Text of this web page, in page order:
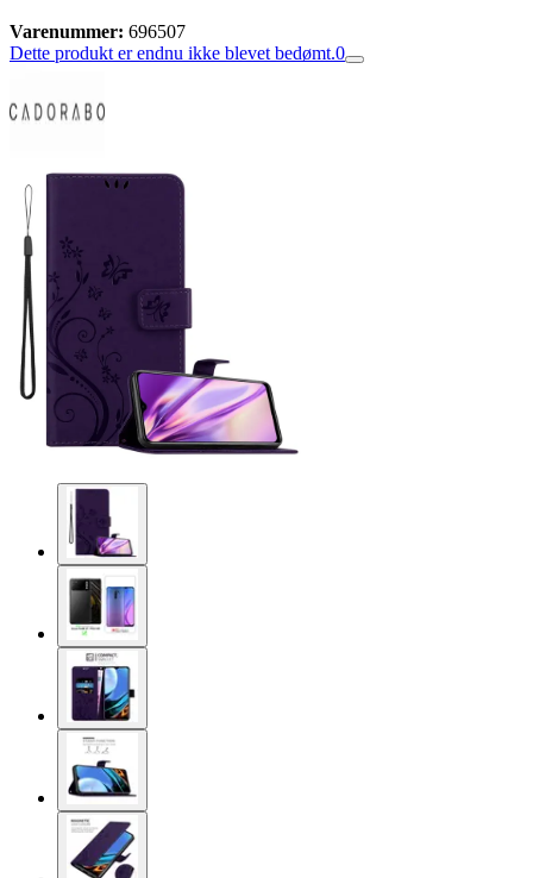
Varenummer: 696507
Dette produkt er endnu ikke blevet bedømt.0